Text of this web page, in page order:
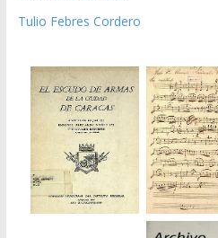
Tulio Febres Cordero